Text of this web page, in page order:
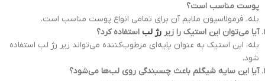
پوست مناسب است؟
بله، فرمولاسیون ملایم آن برای تمامی انواع پوست مناسب است.
آیا می‌توان این استیک را زیر رژ لب استفاده کرد؟
بله، این استیک به عنوان پایه‌ای مرطوب‌کننده می‌تواند زیر رژ لب استفاده
شود.
آیا این سایه شیگلم باعث چسبندگی روی لب‌ها می‌شود؟